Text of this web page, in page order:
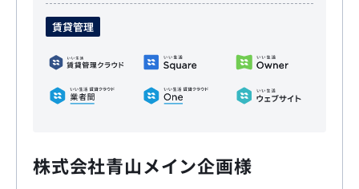
賃貸管理
株式会社青山メイン企画様